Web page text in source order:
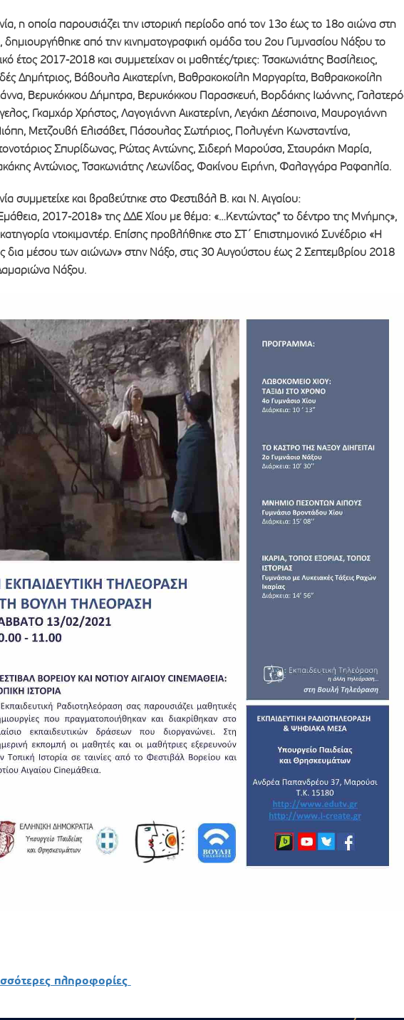
η οποία παρουσιάζει την ιστορική περίοδο από τον 13ο έως το 18ο αιώνα στη
δημιουργήθηκε από την κινηματογραφική ομάδα του 2ου Γυμνασίου Νάξου το
έτος 2017-2018 και συμμετείχαν οι μαθητές/τριες: Τσακωνιάτης Βασίλειος,
Δημήτριος, Βάβουλα Αικατερίνη, Βαθρακοκοίλη Μαργαρίτα, Βαθρακοκοίλη
Βερυκόκκου Δήμητρα, Βερυκόκκου Παρασκευή, Βορδάκης Ιωάννης,
Γκαμχάρ Χρήστος, Λαγογιάννη Αικατερίνη, Λεγάκη Δέσποινα, Μαυρογιάννη
Μετζουβή Ελισάβετ, Πάσουλας Σωτήριος, Πολυγένη Κωνσταντίνα,
Σπυρίδωνας, Ρώτας Αντώνης, Σιδερή Μαρούσα, Σταυράκη Μαρία,
Αντώνιος, Τσακωνιάτης Λεωνίδας, Φακίνου Ειρήνη, Φαλαγγάρα Ραφαηλία.
συμμετείχε και βραβεύτηκε στο Φεστιβάλ Β. και Ν. Αιγαίου:
2017-2018» της ΔΔΕ Χίου με θέμα: «…Κεντώντας” το δέντρο της Μνήμης»,
ντοκιμαντέρ. Επίσης προβλήθηκε στο ΣΤ΄ Επιστημονικό Συνέδριο «Η
δια μέσου των αιώνων» στην Νάξο, στις 30 Αυγούστου έως 2 Σεπτεμβρίου 2018
Νάξου.
πληροφορίες